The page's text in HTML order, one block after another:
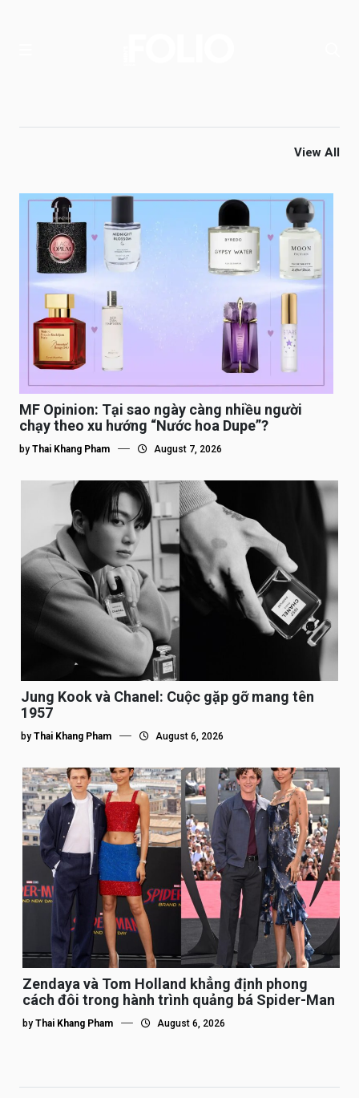
View All
MF Opinion: Tại sao ngày càng nhiều người
chạy theo xu hướng “Nước hoa Dupe”?
by Thai Khang Pham August 7, 2026
Jung Kook và Chanel: Cuộc gặp gỡ mang tên
1957
by Thai Khang Pham August 6, 2026
Zendaya và Tom Holland khẳng định phong
cách đôi trong hành trình quảng bá Spider-Man
by Thai Khang Pham August 6, 2026